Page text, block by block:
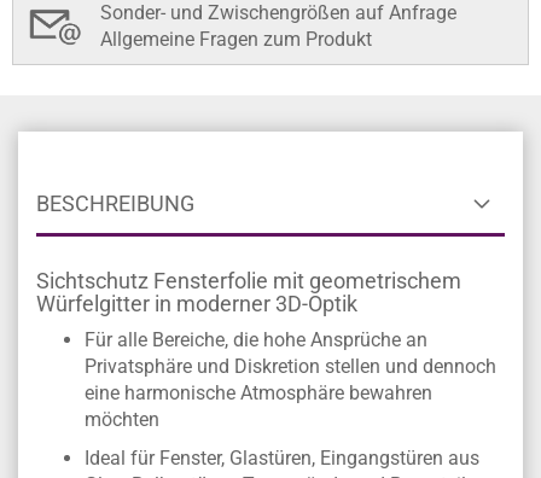
Sonder- und Zwischengrößen auf Anfrage
Allgemeine Fragen zum Produkt
BESCHREIBUNG
Sichtschutz Fensterfolie mit geometrischem
Würfelgitter in moderner 3D-Optik
Für alle Bereiche, die hohe Ansprüche an
Privatsphäre und Diskretion stellen und dennoch
eine harmonische Atmosphäre bewahren
möchten
Ideal für Fenster, Glastüren, Eingangstüren aus